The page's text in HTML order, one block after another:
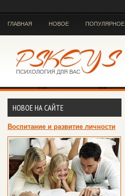
ГЛАВНАЯ НОВОЕ ПОПУЛЯРНОЕ
НОВОЕ НА САЙТЕ
Воспитание и развитие личности